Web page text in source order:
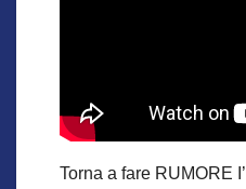
Torna a fare RUMORE I’